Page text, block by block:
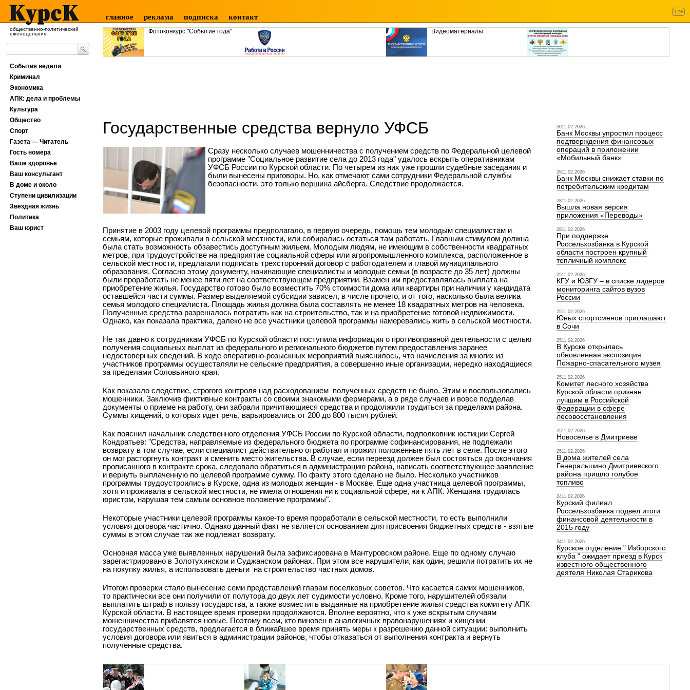
общественно-политический
еженедельник
главное реклама подписка контакт
12+
Фотоконкурс "Событие года" Видеоматериалы
Государственные средства вернуло УФСБ
Сразу несколько случаев мошенничества с получением средств по Федеральной целевой
программе "Социальное развитие села до 2013 года" удалось вскрыть оперативникам
УФСБ России по Курской области. По четырем из них уже прошли судебные заседания и
были вынесены приговоры. Но, как отмечают сами сотрудники Федеральной службы
безопасности, это только вершина айсберга. Следствие продолжается.
Принятие в 2003 году целевой программы предполагало, в первую очередь, помощь тем молодым специалистам и
семьям, которые проживали в сельской местности, или собирались остаться там работать. Главным стимулом должна
была стать возможность обзавестись доступным жильем. Молодым людям, не имеющим в собственности квадратных
метров, при трудоустройстве на предприятие социальной сферы или агропромышленного комплекса, расположенное в
сельской местности, предлагали подписать трехсторонний договор с работодателем и главой муниципального
образования. Согласно этому документу, начинающие специалисты и молодые семьи (в возрасте до 35 лет) должны
были проработать не менее пяти лет на соответствующем предприятии. Взамен им предоставлялась выплата на
приобретение жилья. Государство готово было возместить 70% стоимости дома или квартиры при наличии у кандидата
оставшейся части суммы. Размер выделяемой субсидии зависел, в числе прочего, и от того, насколько была велика
семья молодого специалиста. Площадь жилья должна была составлять не менее 18 квадратных метров на человека.
Полученные средства разрешалось потратить как на строительство, так и на приобретение готовой недвижимости.
Однако, как показала практика, далеко не все участники целевой программы намеревались жить в сельской местности.
Не так давно к сотрудникам УФСБ по Курской области поступила информация о противоправной деятельности с целью
получения социальных выплат из федерального и регионального бюджетов путем предоставления заранее
недостоверных сведений. В ходе оперативно-розыскных мероприятий выяснилось, что начисления за многих из
участников программы осуществляли не сельские предприятия, а совершенно иные организации, нередко находящиеся
за пределами Соловьиного края.
Как показало следствие, строгого контроля над расходованием полученных средств не было. Этим и воспользовались
мошенники. Заключив фиктивные контракты со своими знакомыми фермерами, а в ряде случаев и вовсе подделав
документы о приеме на работу, они забрали причитающиеся средства и продолжили трудиться за пределами района.
Суммы хищений, о которых идет речь, варьировались от 200 до 800 тысяч рублей.
Как пояснил начальник следственного отделения УФСБ России по Курской области, подполковник юстиции Сергей
Кондратьев: "Средства, направляемые из федерального бюджета по программе софинансирования, не подлежали
возврату в том случае, если специалист действительно отработал и прожил положенные пять лет в селе. После этого
он мог расторгнуть контракт и сменить место жительства. В случае, если переезд должен был состояться до окончания
прописанного в контракте срока, следовало обратиться в администрацию района, написать соответствующее заявление
и вернуть выплаченную по целевой программе сумму. По факту этого сделано не было. Несколько участников
программы трудоустроились в Курске, одна из молодых женщин - в Москве. Еще одна участница целевой программы,
хотя и проживала в сельской местности, не имела отношения ни к социальной сфере, ни к АПК. Женщина трудилась
юристом, нарушая тем самым основное положение программы".
Некоторые участники целевой программы какое-то время проработали в сельской местности, то есть выполнили
условия договора частично. Однако данный факт не является основанием для присвоения бюджетных средств - взятые
суммы в этом случае так же подлежат возврату.
Основная масса уже выявленных нарушений была зафиксирована в Мантуровском районе. Еще по одному случаю
зарегистрировано в Золотухинском и Суджанском районах. При этом все нарушители, как один, решили потратить их не
на покупку жилья, а использовать деньги на строительство частных домов.
Итогом проверки стало вынесение семи представлений главам поселковых советов. Что касается самих мошенников,
то практически все они получили от полутора до двух лет судимости условно. Кроме того, нарушителей обязали
выплатить штраф в пользу государства, а также возместить выданные на приобретение жилья средства комитету АПК
Курской области. В настоящее время проверки продолжаются. Вполне вероятно, что к уже вскрытым случаям
мошенничества прибавятся новые. Поэтому всем, кто виновен в аналогичных правонарушениях и хищении
государственных средств, предлагается в ближайшее время принять меры к разрешению данной ситуации: выполнить
условия договора или явиться в администрации районов, чтобы отказаться от выполнения контракта и вернуть
полученные средства.
3011.02.2026
Банк Москвы упростил процесс
подтверждения финансовых
операций в приложении
«Мобильный банк»
2911.02.2026
Банк Москвы снижает ставки по
потребительским кредитам
2811.02.2026
Вышла новая версия
приложения «Переводы»
2811.02.2026
При поддержке
Россельхозбанка в Курской
области построен крупный
тепличный комплекс
2511.02.2026
КГУ и ЮЗГУ – в списке лидеров
мониторинга сайтов вузов
России
2511.02.2026
Юных спортсменов приглашают
в Сочи
2511.02.2026
В Курске открылась
обновленная экспозиция
Пожарно-спасательного музея
2511.02.2026
Комитет лесного хозяйства
Курской области признан
лучшим в Российской
Федерации в сфере
лесовосстановления
2511.02.2026
Новоселье в Дмитриеве
2511.02.2026
В дома жителей села
Генеральшино Дмитриевского
района пришло голубое
топливо
2411.02.2026
Курский филиал
Россельхозбанка подвел итоги
финансовой деятельности в
2015 году
2411.02.2026
Курское отделение " Изборского
клуба " ожидает приезд в Курск
известного общественного
деятеля Николая Старикова
События недели
Криминал
Экономика
АПК: дела и проблемы
Культура
Общество
Спорт
Газета — Читатель
Гость номера
Ваше здоровье
Ваш консультант
В доме и около
Ступени цивилизации
Звёздная жизнь
Политика
Ваш юрист